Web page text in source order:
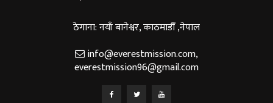
ठेगाना: नयाँ बानेश्वर, काठमाडौँ ,नेपाल
info@everestmission.com,
everestmission96@gmail.com